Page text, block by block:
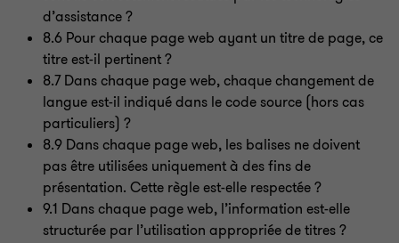
d’assistance?
8.6 Pour chaque page web ayant un titre de page, ce
titre est-il pertinent?
8.7 Dans chaque page web, chaque changement de
langue est-il indiqué dans le code source (hors cas
particuliers) ?
8.9 Dans chaque page web, les balises ne doivent
pas être utilisées uniquement à des fins de
présentation. Cette règle est-elle respectée?
9.1 Dans chaque page web, l’information est-elle
structurée par l’utilisation appropriée de titres?